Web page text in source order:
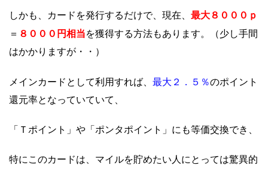
しかも、カードを発行するだけで、現在、 最大８０００ｐ
＝ ８０００円相当を獲得する方法もあります。（少し手間
はかかりますが・・）
メインカードとして利用すれば、 最大２．５％のポイント
還元率となっていていて、
「Ｔポイント」や「ポンタポイント」にも等価交換でき、
特にこのカードは、マイルを貯めたい人にとっては驚異的